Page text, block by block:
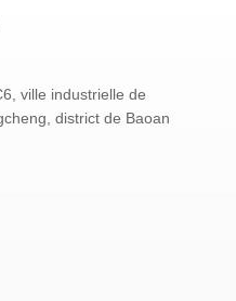
ville industrielle de
district de Baoan